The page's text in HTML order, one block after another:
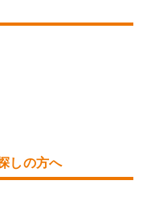
しの方へ